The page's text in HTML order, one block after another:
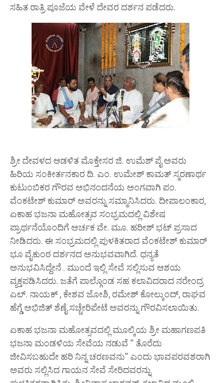
ಸಹಿತ ರಾತ್ರಿ ಪೂಜೆಯ ವೇಳೆ ದೇವರ ದರ್ಶನ ಪಡೆದರು.
ಶ್ರೀ ದೇವಳದ ಆಡಳಿತ ಮೊಕ್ತೇಸರ ಜಿ. ಉಮೆಶ್ ಪೈ ಅವರು
ಹಿರಿಯ ಸಂಕೀರ್ತನಕಾರ ದಿ. ಎಂ. ಉಮೇಶ್ ಕಾಮತ್ ಸ್ಮರಣಾರ್ಥ
ಕುಟುಂಬಿಕರ ಗೌರವ ಅಭಿನಂದನೆಯ ಅಂಗವಾಗಿ ಪಂ.
ವೆಂಕಟೇಶ್ ಕುಮಾರ್ ಅವರನ್ನು ಸಮ್ಮಾನಿಸಿದರು. ದೀಪಾಲಂಕಾರ,
ಏಕಾಹ ಭಜನಾ ಮಹೋತ್ಸವ ಸಂಭ್ರಮದಲ್ಲಿ ವಿಶೇಷ
ಪ್ರಾರ್ಥನೆಯೊಂದಿಗೆ ಅರ್ಚಕ ವೇ. ಮೂ. ಹರೀಶ್ ಭಟ್ ಪ್ರಸಾದ
ನೀಡಿದರು. ಈ ಸಂಭ್ರಮದಲ್ಲಿ ಪುಳಕಿತರಾದ ವೆಂಕಟೇಶ್ ಕುಮಾರ್
ಭೂ ವೈಕುಂಠ ದರ್ಶನದ ಅನುಭವವಾಗಿದೆ. ಧನ್ಯತೆ
ಅನುಭವಿಸಿದ್ದೇನೆ . ಮುಂದೆ ಇಲ್ಲಿ ಸೇವೆ ಸಲ್ಲಿಸುವ ಆಶಯ
ವ್ಯಕ್ತಪಡಿಸಿದರು. ಜತೆಗೆ ಪಾಲ್ಗೊಂಡ ಸಹ ಕಲಾವಿದರಾದ ನರೇಂದ್ರ
ಎಲ್. ನಾಯಕ್ , ಕೇಶವ ಜೋಶಿ, ರಮೇಶ್ ಕೋಲ್ಕುಂದ್, ರಾಘವ
ಹೆಗ್ಡೆ ಅಭಿಜಿತ್ ಶೆಣೈ ಸಚ್ಚೇರಿಪೇಟೆ ಅವರನ್ನು ಗೌರವಿಸಲಾಯಿತು.
ಏಕಾಹ ಭಜನಾ ಮಹೋತ್ಸವದಲ್ಲಿ ಮೂಲ್ಕಿಯ ಶ್ರೀ ಮಹಾಗಣಪತಿ
ಭಜನಾ ಮಂಡಳಿಯ ಸೇವೆಯ ನಡುವೆ '' ತೊರೆದು
ಜೀವಿಸಬಹುದೇ ಹರಿ ನಿನ್ನ ಚರಣವನು'' ಎಂದು ಭಾವಪರವಶರಾಗಿ
ಅವರು ಸಲ್ಲಿಸಿದ ಗಾಯನ ಸೇವೆ ಸೇರಿದವರನ್ನು